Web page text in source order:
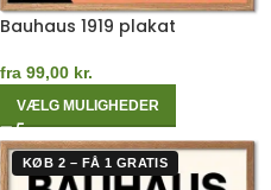
Bauhaus 1919 plakat
fra 99,00 kr.
VÆLG MULIGHEDER
KØB 2 – FÅ 1 GRATIS